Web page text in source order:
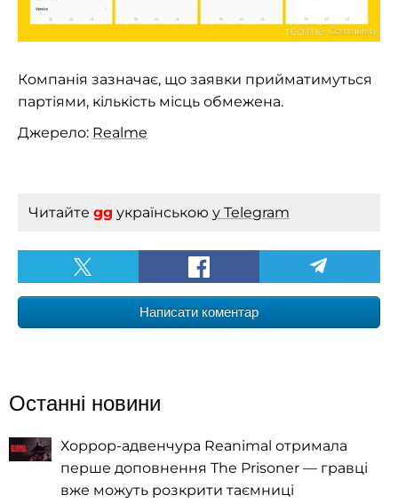
Компанія зазначає, що заявки прийматимуться
партіями, кількість місць обмежена.
Джерело: Realme
Читайте gg українською у Telegram
Написати коментар
Останні новини
Хоррор-адвенчура Reanimal отримала
перше доповнення The Prisoner — гравці
вже можуть розкрити таємниці